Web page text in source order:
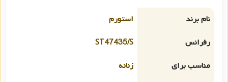
نام برند
استورم
رفرانس
ST47435/S
مناسب برای
زنانه